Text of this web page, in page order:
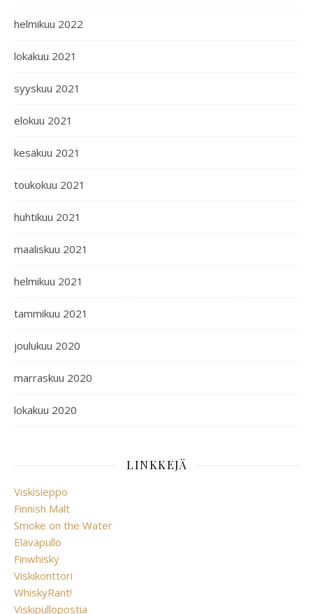
helmikuu 2022
lokakuu 2021
syyskuu 2021
elokuu 2021
kesäkuu 2021
toukokuu 2021
huhtikuu 2021
maaliskuu 2021
helmikuu 2021
tammikuu 2021
joulukuu 2020
marraskuu 2020
lokakuu 2020
LINKKEJÄ
Viskisieppo
Finnish Malt
Smoke on the Water
Eläväpullo
Finwhisky
Viskikonttori
WhiskyRant!
Viskipullopostia